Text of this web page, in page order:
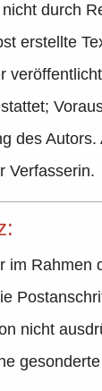
durch
erstellte
des
Verfasserin.
im Rahmen
nicht
gesonderte